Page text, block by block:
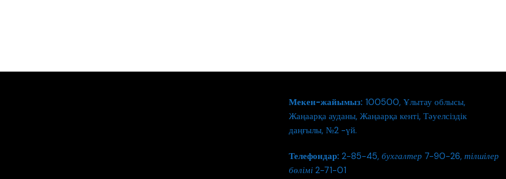
Мекен-жайымыз: 100500, Ұлытау облысы,
Жаңаарқа ауданы, Жаңаарқа кенті, Тәуелсіздік
даңғылы, №2 -үй.
Телефондар: 2-85-45, бухгалтер 7-90-26, тілшілер
бөлімі 2-71-01